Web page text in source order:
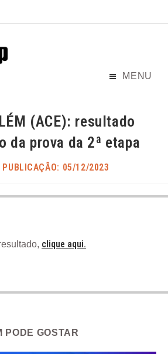
MENU
(ACE): resultado
da prova da 2ª etapa
PUBLICAÇÃO: 05/12/2023
clique aqui.
PODE GOSTAR